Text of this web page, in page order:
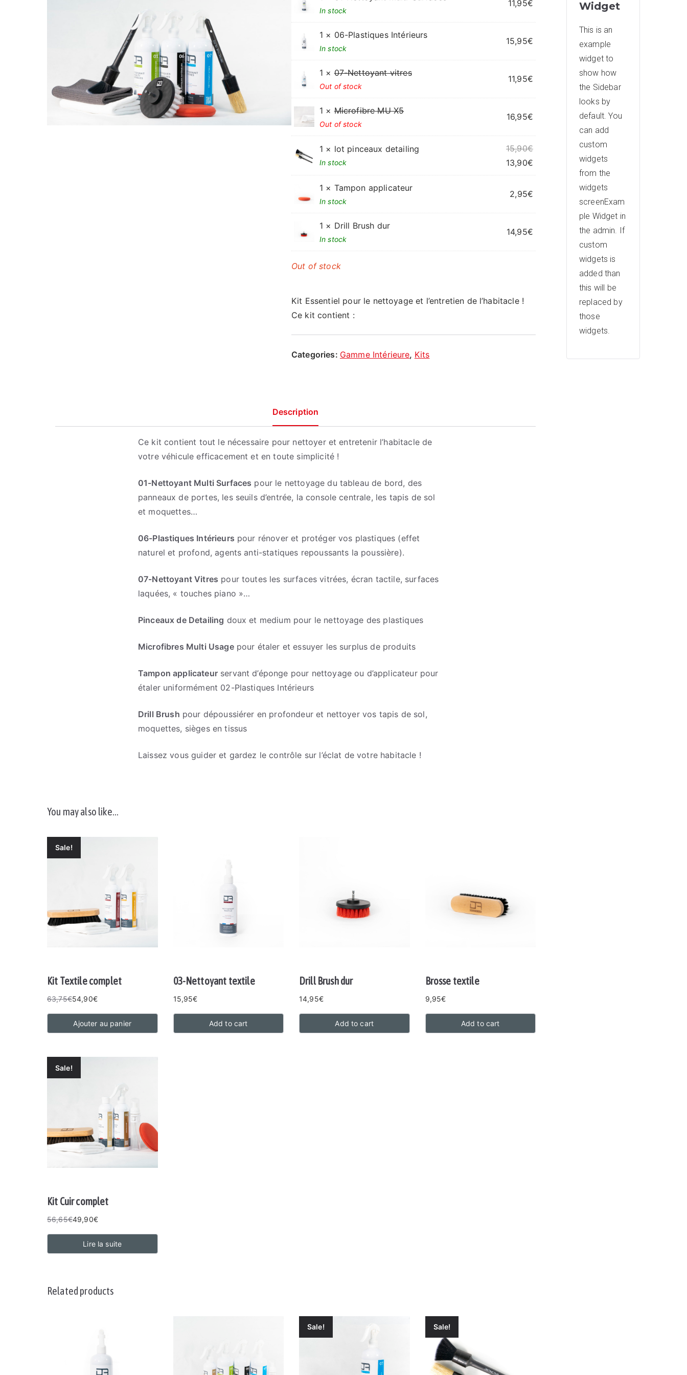
Kit Essentiel pour le nettoyage et l’entretien de l’habitacle !
Ce kit contient :
In stock
11,95€
1 × 06-Plastiques Intérieurs
In stock
15,95€
1 ×07-Nettoyant vitres
Out of stock
11,95€
1 ×Microfibre MU X5
Out of stock
16,95€
1 × lot pinceaux detailing
In stock
15,90€
13,90€
1 × Tampon applicateur
In stock
2,95€
1 × Drill Brush dur
In stock
14,95€
Out of stock
Categories: Gamme Intérieure, Kits
Description
Ce kit contient tout le nécessaire pour nettoyer et entretenir l’habitacle de
votre véhicule efficacement et en toute simplicité !
01-Nettoyant Multi Surfaces pour le nettoyage du tableau de bord, des
panneaux de portes, les seuils d’entrée, la console centrale, les tapis de sol
et moquettes…
06-Plastiques Intérieurs pour rénover et protéger vos plastiques (effet
naturel et profond, agents anti-statiques repoussants la poussière).
07-Nettoyant Vitres pour toutes les surfaces vitrées, écran tactile, surfaces
laquées, « touches piano »…
Pinceaux de Detailing doux et medium pour le nettoyage des plastiques
Microfibres Multi Usagepour étaler et essuyer les surplus de produits
Tampon applicateurservant d’éponge pour nettoyage ou d’applicateur pour
étaler uniformément 02-Plastiques Intérieurs
Drill Brush pour dépoussiérer en profondeur et nettoyer vos tapis de sol,
moquettes, sièges en tissus
Laissez vous guider et gardez le contrôle sur l’éclat de votre habitacle !
You may also like…
Sale!
Kit Textile complet
63,75€54,90€
Ajouter au panier
03-Nettoyant textile
15,95€
Add to cart
Drill Brush dur
14,95€
Add to cart
Brosse textile
9,95€
Add to cart
Sale!
Kit Cuir complet
56,65€49,90€
Lire la suite
Related products
Sale! Sale!
Widget
This is an
example
widget to
show how
the Sidebar
looks by
default. You
can add
custom
widgets
from the
widgets
screenExam
ple Widget in
the admin. If
custom
widgets is
added than
this will be
replaced by
those
widgets.